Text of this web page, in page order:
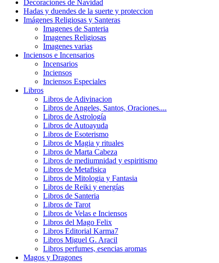
Decoraciones de Navidad
Hadas y duendes de la suerte y proteccion
Imágenes Religiosas y Santeras
Imagenes de Santeria
Imagenes Religiosas
Imagenes varias
Inciensos e Incensarios
Incensarios
Inciensos
Inciensos Especiales
Libros
Libros de Adivinacion
Libros de Angeles, Santos, Oraciones....
Libros de Astrología
Libros de Autoayuda
Libros de Esoterismo
Libros de Magia y rituales
Libros de Marta Cabeza
Libros de mediumnidad y espiritismo
Libros de Metafisica
Libros de Mitologia y Fantasia
Libros de Reiki y energías
Libros de Santeria
Libros de Tarot
Libros de Velas e Inciensos
Libros del Mago Felix
Libros Editorial Karma7
Libros Miguel G. Aracil
Libros perfumes, esencias aromas
Magos y Dragones